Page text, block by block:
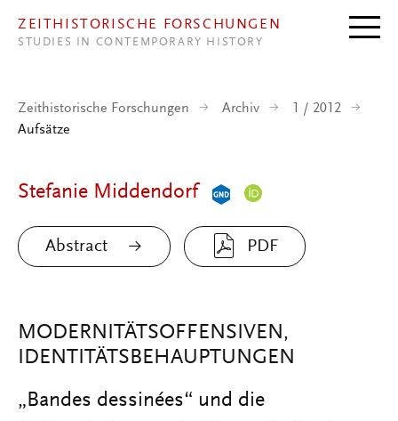
ZEITHISTORISCHE FORSCHUNGEN
STUDIES IN CONTEMPORARY HISTORY
Zeithistorische Forschungen Archiv
1 / 2012
Aufsätze
Stefanie Middendorf
Abstract PDF
MODERNITÄTSOFFENSIVEN,
IDENTITÄTSBEHAUPTUNGEN
„Bandes dessinées“ und die